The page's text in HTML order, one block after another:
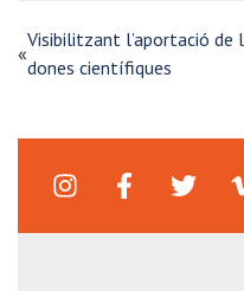
«
Visibilitzant l’aportació de
dones científiques